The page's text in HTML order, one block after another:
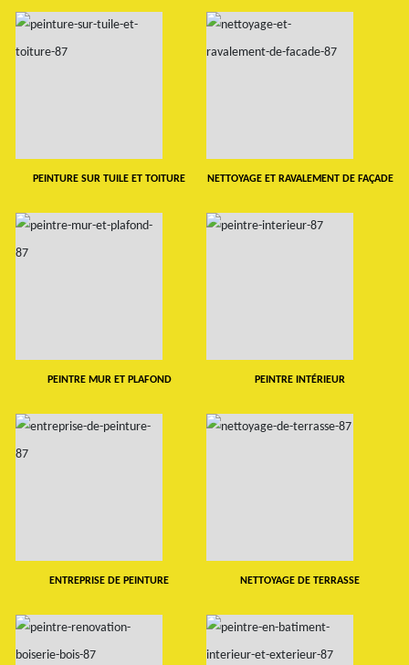
PEINTURE SUR TUILE ET TOITURE NETTOYAGE ET RAVALEMENT DE FAÇADE
PEINTRE MUR ET PLAFOND PEINTRE INTÉRIEUR
ENTREPRISE DE PEINTURE NETTOYAGE DE TERRASSE